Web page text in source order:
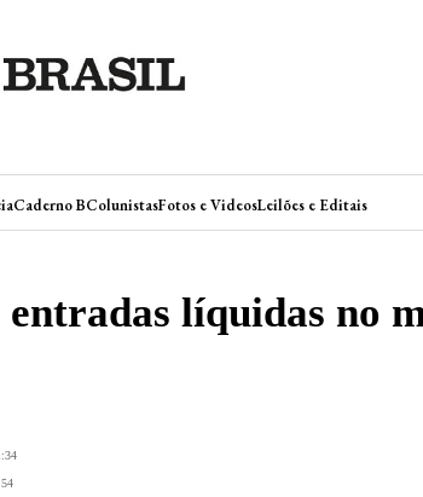
Caderno BColunistasFotos e VideosLeilões e Editais
líquidas no